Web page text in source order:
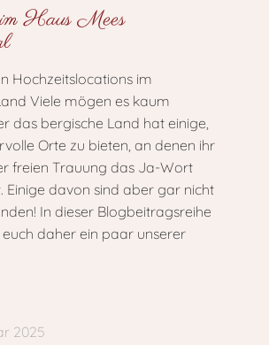
Haus Mees
Hochzeitslocations im
Viele mögen es kaum
das bergische Land hat einige,
Orte zu bieten, an denen ihr
freien Trauung das Ja-Wort
Einige davon sind aber gar nicht
In dieser Blogbeitragsreihe
daher ein paar unserer
2025